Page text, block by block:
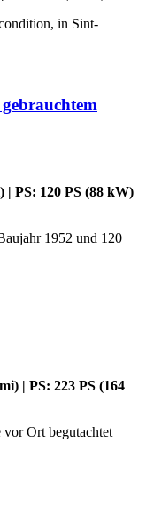
in Sint-
| PS: 120 PS (88 kW)
1952 und 120
| PS: 223 PS (164
vor Ort begutachtet